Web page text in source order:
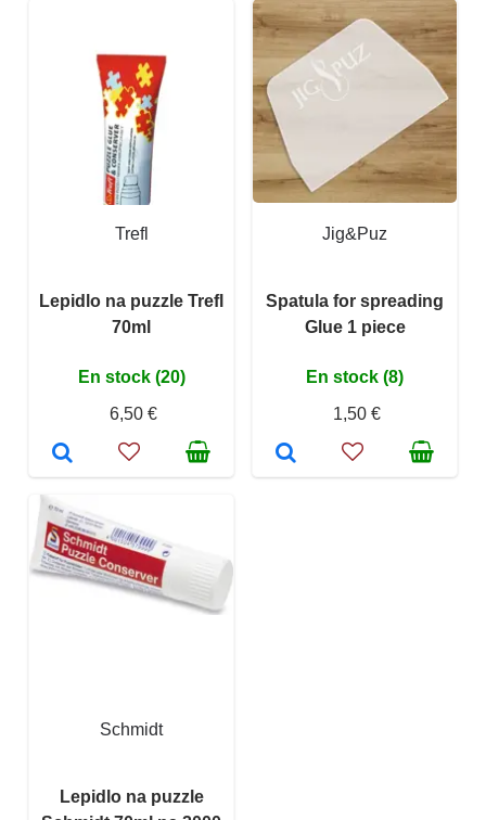
Trefl
Lepidlo na puzzle Trefl
70ml
En stock (20)
6,50 €
Jig&Puz
Spatula for spreading
Glue 1 piece
En stock (8)
1,50 €
Schmidt
Lepidlo na puzzle